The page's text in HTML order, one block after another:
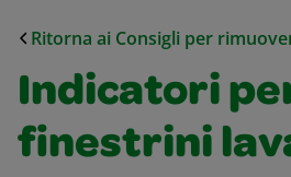
Ritorna ai Consigli per
Indicatori
finestrini